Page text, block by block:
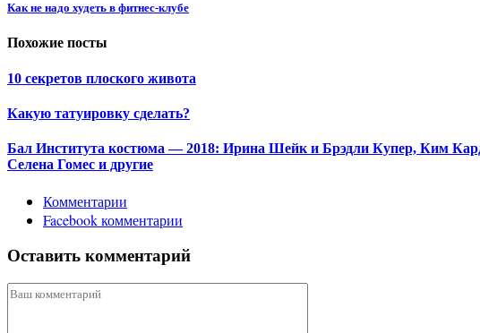
Как не надо худеть в фитнес-клубе
Похожие посты
10 секретов плоского живота
Какую татуировку сделать?
Бал Института костюма — 2018: Ирина Шейк и Брэдли Купер, Ким
Селена Гомес и другие
Комментарии
Facebook комментарии
Оставить комментарий